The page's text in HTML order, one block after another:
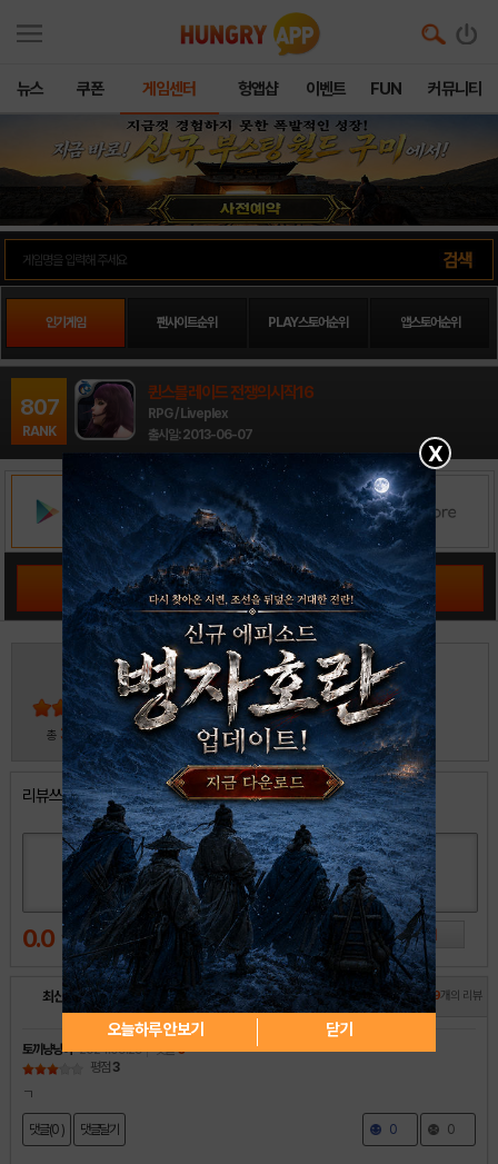
뉴스 쿠폰 게임센터 헝앱샵 이벤트 FUN 커뮤니티
인기게임 팬사이트순위 PLAY스토어순위 앱스토어순위
807
RANK
퀸스블레이드 전쟁의시작16
RPG / Liveplex
출시일: 2013-06-07
공략 커뮤니티 바로가기
4
총 30 명 참여
5
4
3
2
1
리뷰쓰기
0.0
최신순 인기순 별점순 전체 19개의 리뷰
토끼냥냥이 2024.09.29 댓글0
평점 3
ㄱ
댓글(0 ) 댓글달기 0 0
X
오늘하루 안보기 닫기